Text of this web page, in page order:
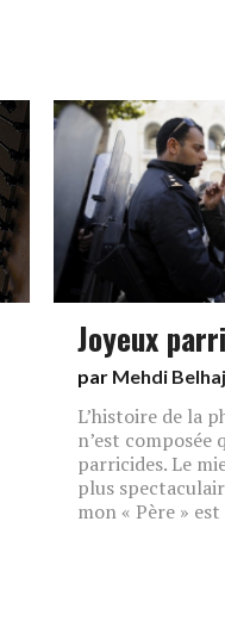
Joyeux
par Mehdi
L’histoire de la
n’est composée
parricides. Le
plus
mon « Père »